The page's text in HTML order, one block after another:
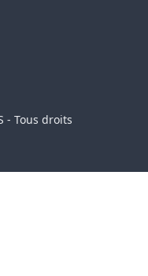
- Tous droits